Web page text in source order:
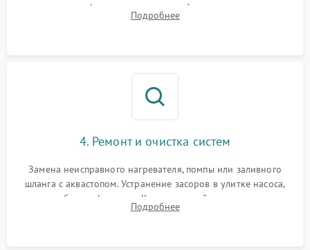
прессостата (датчика уровня воды), датчика мутности,
концевика дверцы и электронного модуля управления.
Подробнее
4. Ремонт и очистка систем
Замена неисправного нагревателя, помпы или заливного
шланга с аквастопом. Устранение засоров в улитке насоса,
патрубках и фильтрах. Компонентный ремонт платы
управления, восстановление поврежденной проводки.
Подробнее